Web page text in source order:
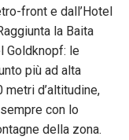
front e dall’Hotel
la Baita
Goldknopf: le
più ad alta
d’altitudine,
con lo
della zona.